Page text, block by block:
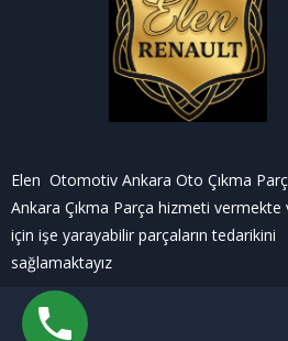
Elen Otomotiv Ankara Oto Çıkma
Ankara Çıkma Parça hizmeti vermekte
için işe yarayabilir parçaların tedarikini
sağlamaktayız